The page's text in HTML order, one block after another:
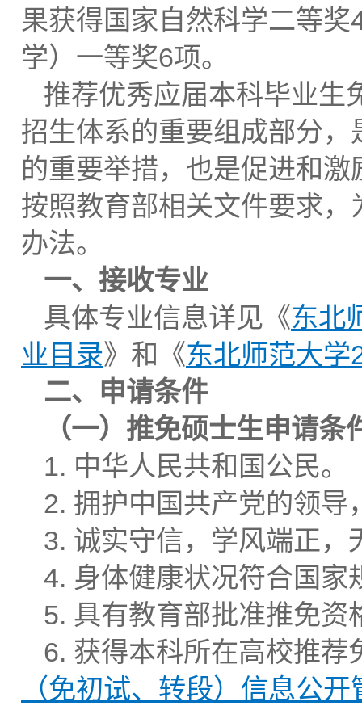
果获得国家自然科学二等
学）一等奖6项。
推荐优秀应届本科毕业生
招生体系的重要组成部分
的重要举措，也是促进和
按照教育部相关文件要求
办法。
一、接收专业
具体专业信息详见《东北
业目录》和《东北师范大学
二、申请条件
（一）推免硕士生申请条
1. 中华人民共和国公民。
2. 拥护中国共产党的领导
3. 诚实守信，学风端正
4. 身体健康状况符合国家
5. 具有教育部批准推免资
6. 获得本科所在高校推荐
（免初试、转段）信息公